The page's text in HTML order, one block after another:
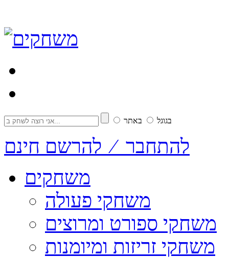
בגוגל באתר
להתחבר ⁄ להרשם חינם
משחקים
משחקי פעולה
משחקי ספורט ומרוצים
משחקי זריזות ומיומנות